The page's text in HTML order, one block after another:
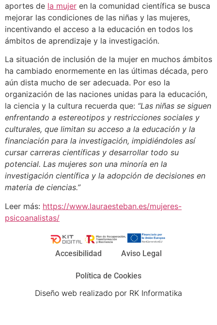
aportes de la mujer en la comunidad científica se busca
mejorar las condiciones de las niñas y las mujeres,
incentivando el acceso a la educación en todos los
ámbitos de aprendizaje y la investigación.
La situación de inclusión de la mujer en muchos ámbitos
ha cambiado enormemente en las últimas década, pero
aún dista mucho de ser adecuada. Por eso la
organización de las naciones unidas para la educación,
la ciencia y la cultura recuerda que: “Las niñas se siguen
enfrentando a estereotipos y restricciones sociales y
culturales, que limitan su acceso a la educación y la
financiación para la investigación, impidiéndoles así
cursar carreras científicas y desarrollar todo su
potencial. Las mujeres son una minoría en la
investigación científica y la adopción de decisiones en
materia de ciencias.”
Leer más: https://www.lauraesteban.es/mujeres-
psicoanalistas/
Accesibilidad Aviso Legal
Política de Cookies
Diseño web realizado por RK Informatika